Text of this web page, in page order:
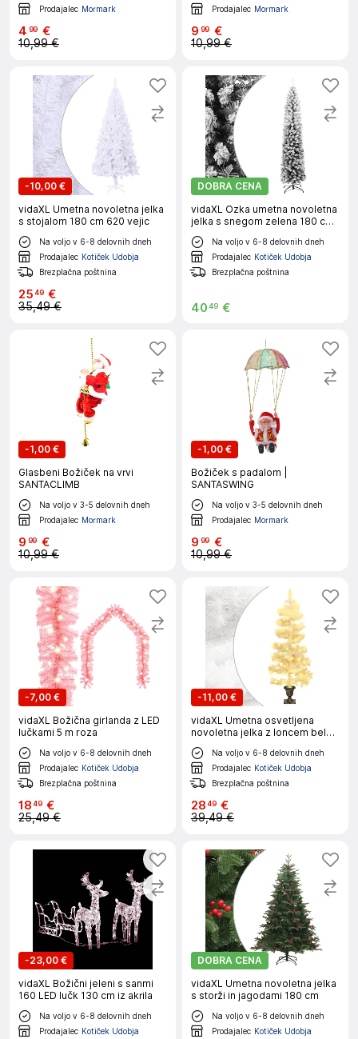
Prodajalec Mormark
4 99 €
10,99 €
Prodajalec Mormark
9 99 €
10,99 €
-10,00 €
vidaXL Umetna novoletna jelka
s stojalom 180 cm 620 vejic
Na voljo v 6-8 delovnih dneh
Prodajalec Kotiček Udobja
Brezplačna poštnina
2549 €
35,49 €
DOBRA CENA
vidaXL Ozka umetna novoletna
jelka s snegom zelena 180 cm
PVC
Na voljo v 6-8 delovnih dneh
Prodajalec Kotiček Udobja
Brezplačna poštnina
4049 €
-1,00 €
Glasbeni Božiček na vrvi
SANTACLIMB
Na voljo v 3-5 delovnih dneh
Prodajalec Mormark
9 99 €
10,99 €
-1,00 €
Božiček s padalom |
SANTASWING
Na voljo v 3-5 delovnih dneh
Prodajalec Mormark
9 99 €
10,99 €
-7,00 €
vidaXL Božična girlanda z LED
lučkami 5 m roza
Na voljo v 6-8 delovnih dneh
Prodajalec Kotiček Udobja
Brezplačna poštnina
1849 €
25,49 €
-11,00 €
vidaXL Umetna osvetljena
novoletna jelka z loncem bela
120 cm PVC
Na voljo v 6-8 delovnih dneh
Prodajalec Kotiček Udobja
Brezplačna poštnina
2849 €
39,49 €
-23,00 €
vidaXL Božični jeleni s sanmi
160 LED lučk 130 cm iz akrila
Na voljo v 6-8 delovnih dneh
Prodajalec Kotiček Udobja
DOBRA CENA
vidaXL Umetna novoletna jelka
s storži in jagodami 180 cm
Na voljo v 6-8 delovnih dneh
Prodajalec Kotiček Udobja